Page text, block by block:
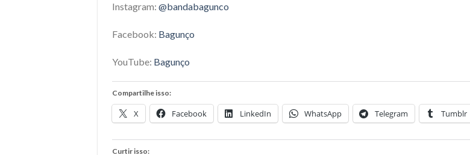
Instagram: @bandabagunco
Facebook: Bagunço
YouTube: Bagunço
Compartilhe isso:
X Facebook LinkedIn WhatsApp Telegram Tumblr
Curtir isso: